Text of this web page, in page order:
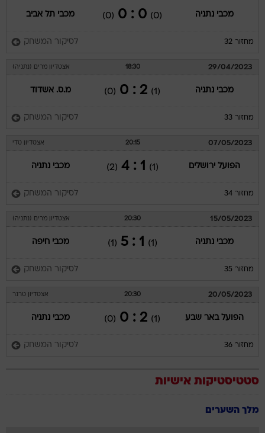
מכבי נתניה (0)
0 : 0
(0) מכבי תל אביב
מחזור 32 לסיקור המשחק
29/04/2023
18:30 אצטדיון מרים (נתניה)
מכבי נתניה (1)
2 : 0
(0) מ.ס. אשדוד
מחזור 33 לסיקור המשחק
07/05/2023
20:15 אצטדיון טדי
הפועל ירושלים (1)
1 : 4
(2) מכבי נתניה
מחזור 34 לסיקור המשחק
15/05/2023
20:30 אצטדיון מרים (נתניה)
מכבי נתניה (1)
1 : 5
(1) מכבי חיפה
מחזור 35 לסיקור המשחק
20/05/2023
20:30 אצטדיון טרנר
הפועל באר שבע (1)
2 : 0
(0) מכבי נתניה
מחזור 36 לסיקור המשחק
סטטיסטיקות אישיות
מלך השערים